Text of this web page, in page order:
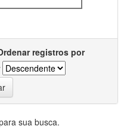
registros por
sua busca.